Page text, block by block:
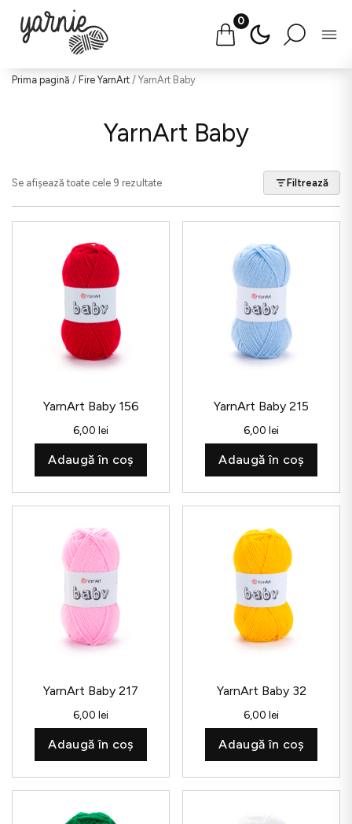
Salt
0
Prima pagină / Fire YarnArt / YarnArt Baby
YarnArt Baby
Se afișează toate cele 9 rezultate Filtrează
YarnArt Baby 156
6,00 lei
Adaugă în coș
YarnArt Baby 215
6,00 lei
Adaugă în coș
YarnArt Baby 217
6,00 lei
Adaugă în coș
YarnArt Baby 32
6,00 lei
Adaugă în coș